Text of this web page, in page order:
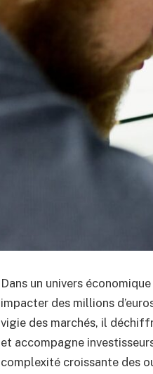
Dans un univers
impacter des millions
vigie des marchés, il
et accompagne
complexité croissante des